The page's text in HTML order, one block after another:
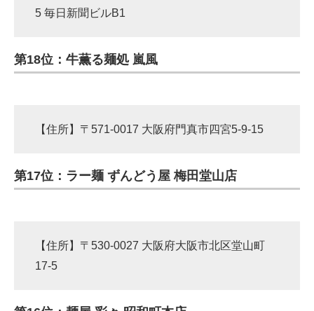
5 毎日新聞ビルB1
第18位：牛薫る麺処 嵐風
【住所】〒571-0017 大阪府門真市四宮5-9-15
第17位：ラー麺 ずんどう屋 梅田堂山店
【住所】〒530-0027 大阪府大阪市北区堂山町
17-5